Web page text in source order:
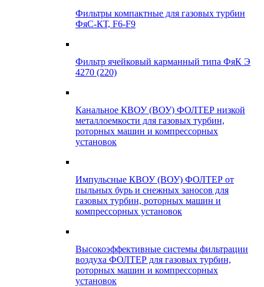
Фильтры компактные для газовых турбин
ФяС-КТ, F6-F9
Фильтр ячейковый карманный типа ФяК Э
4270 (220)
Канальное КВОУ (ВОУ) ФОЛТЕР низкой
металлоемкости для газовых турбин,
роторных машин и компрессорных
установок
Импульсные КВОУ (ВОУ) ФОЛТЕР от
пыльных бурь и снежных заносов для
газовых турбин, роторных машин и
компрессорных установок
Высокоэффективные системы фильтрации
воздуха ФОЛТЕР для газовых турбин,
роторных машин и компрессорных
установок